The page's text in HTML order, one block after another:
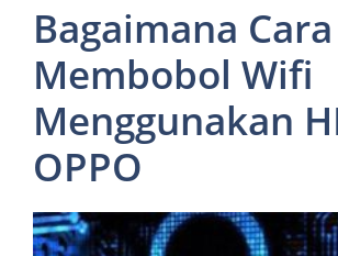
Bagaimana Cara
Membobol Wifi
Menggunakan
OPPO